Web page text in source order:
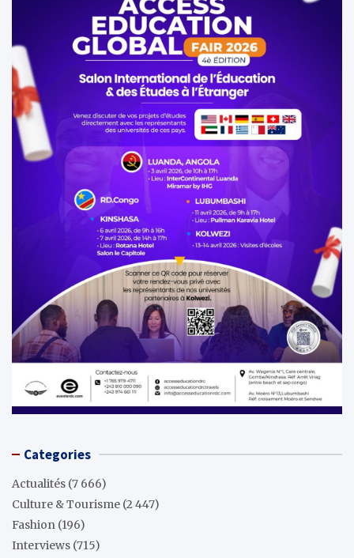
Categories
Actualités (7 666)
Culture & Tourisme (2 447)
Fashion (196)
Interviews (715)